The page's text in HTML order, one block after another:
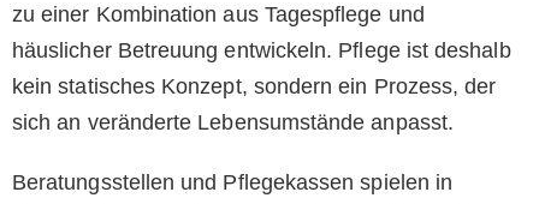
zu einer Kombination aus Tagespflege und
häuslicher Betreuung entwickeln. Pflege ist deshalb
kein statisches Konzept, sondern ein Prozess, der
sich an veränderte Lebensumstände anpasst.
Beratungsstellen und Pflegekassen spielen in